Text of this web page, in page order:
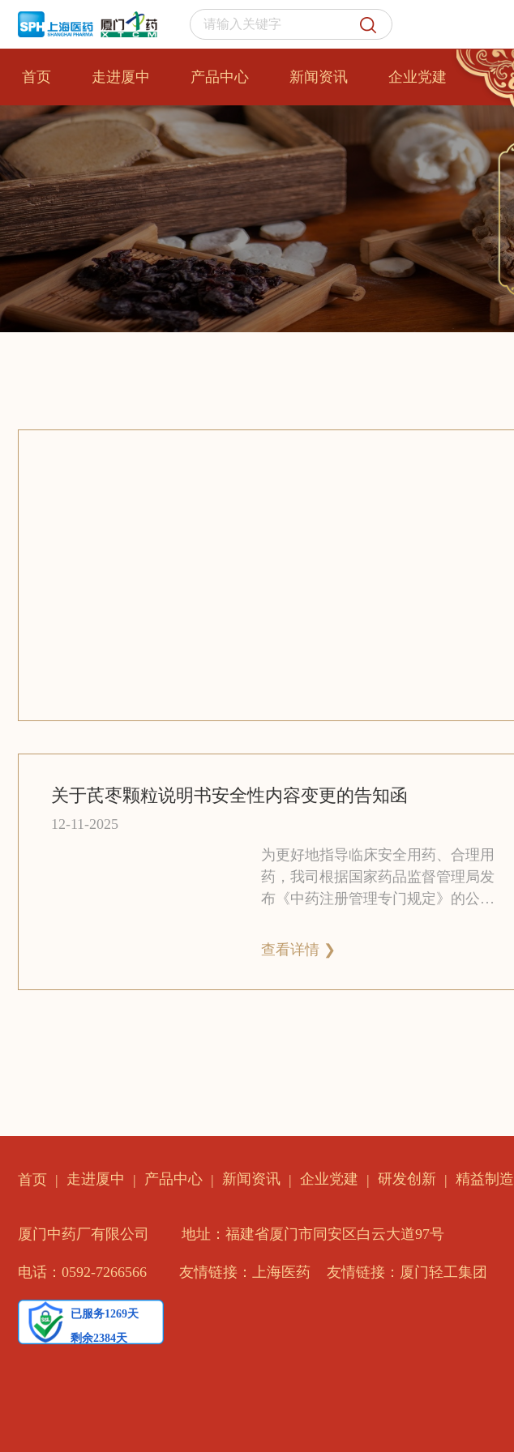
首页 走进厦中 产品中心 新闻资讯 企业党建
关于芪枣颗粒说明书安全性内容变更的告知函
12-11-2025
为更好地指导临床安全用药、合理用
药，我司根据国家药品监督管理局发
布《中药注册管理专门规定》的公告
颗粒安全性信息项上市研究，变更说
和【注意事项】内容并完成补充申
查看详情 ❯
首页 走进厦中 产品中心 新闻资讯 企业党建 研发创新 精益制造
厦门中药厂有限公司 地址：福建省厦门市同安区白云大道97号
电话：0592-7266566 友情链接：上海医药 友情链接：厦门轻工集团